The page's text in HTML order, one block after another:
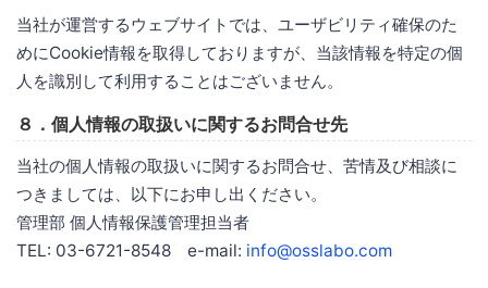
当社が運営するウェブサイトでは、ユーザビリティ確保のた
めにCookie情報を取得しておりますが、当該情報を特定の個
人を識別して利用することはございません。
８．個人情報の取扱いに関するお問合せ先
当社の個人情報の取扱いに関するお問合せ、苦情及び相談に
つきましては、以下にお申し出ください。
管理部 個人情報保護管理担当者
TEL: 03-6721-8548 e-mail: info@osslabo.com